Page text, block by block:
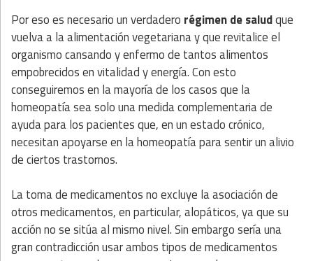
Por eso es necesario un verdadero régimen de saludque
vuelva a la alimentación vegetariana y que revitalice el
organismo cansando y enfermo de tantos alimentos
empobrecidos en vitalidad y energía. Con esto
conseguiremos en la mayoría de los casos que la
homeopatía sea solo una medida complementaria de
ayuda para los pacientes que, en un estado crónico,
necesitan apoyarse en la homeopatía para sentir un alivio
de ciertos trastornos.
La toma de medicamentos no excluye la asociación de
otros medicamentos, en particular, alopáticos, ya que su
acción no se sitúa al mismo nivel. Sin embargo sería una
gran contradicción usar ambos tipos de medicamentos